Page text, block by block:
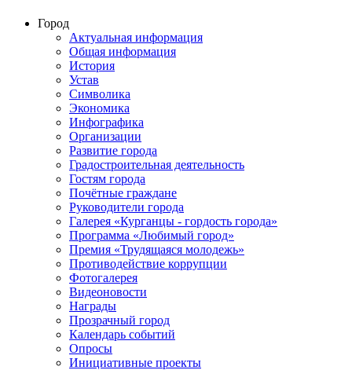
Город
Актуальная информация
Общая информация
История
Устав
Символика
Экономика
Инфографика
Организации
Развитие города
Градостроительная деятельность
Гостям города
Почётные граждане
Руководители города
Галерея «Курганцы - гордость города»
Программа «Любимый город»
Премия «Трудящаяся молодежь»
Противодействие коррупции
Фотогалерея
Видеоновости
Награды
Прозрачный город
Календарь событий
Опросы
Инициативные проекты